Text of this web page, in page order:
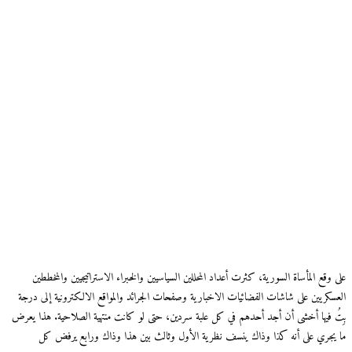
على وقع المأساة السورية، كثرت أعداد المحللين السياسيين والخبراء الاستراتيجيين والمخططين
العسكريين على شاشات الفضائيات الاخبارية وصفحات الجرائد والمواقع الالكترونية إلى درجة
بِتُ فيها أخشى أن أجد أحدهم في كل علبة سردين، حتى لو كانت منتهية الصلاحية. هذا يعرض
ما يجري على أنه كذا وذاك ينسف نظرية الأول وثالث بين هذا وذاك ورابع يرفض كل